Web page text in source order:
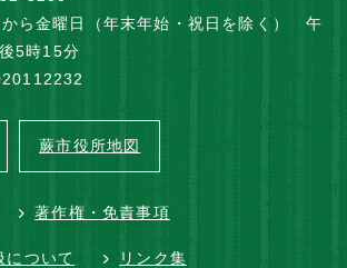
ら金曜日（年末年始・祝日を除く） 午
5時15分
蕨市役所地図
著作権・免責事項
について リンク集